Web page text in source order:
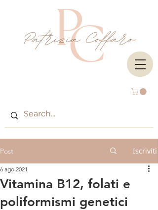
Post Iscriviti
Vitamina B12, folati e
poliformismi genetici
6 ago 2021